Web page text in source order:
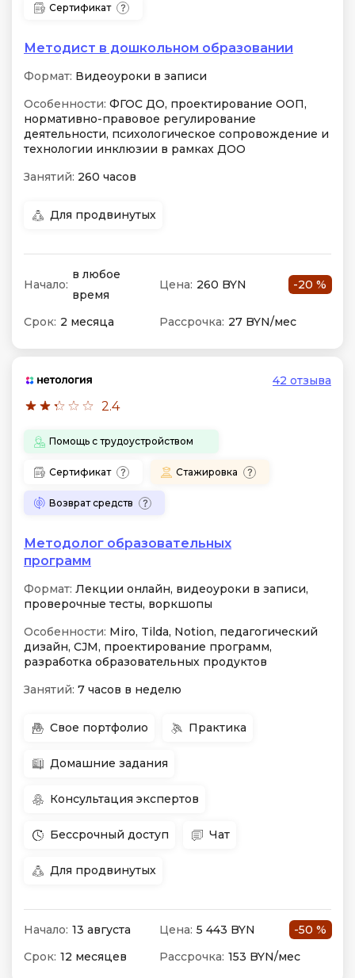
Сертификат
Методист в дошкольном образовании
Формат: Видеоуроки в записи
Особенности: ФГОС ДО, проектирование ООП,
нормативно-правовое регулирование
деятельности, психологическое сопровождение и
технологии инклюзии в рамках ДОО
Занятий: 260 часов
Для продвинутых
Начало:
в любое
время
Цена: 260 BYN -20 %
Срок: 2 месяца Рассрочка: 27 BYN/мес
2.4
42 отзыва
Помощь с трудоустройством
Сертификат Стажировка
Возврат средств
Методолог образовательных
программ
Формат: Лекции онлайн, видеоуроки в записи,
проверочные тесты, воркшопы
Особенности: Miro, Tilda, Notion, педагогический
дизайн, CJM, проектирование программ,
разработка образовательных продуктов
Занятий: 7 часов в неделю
Свое портфолио Практика
Домашние задания
Консультация экспертов
Бессрочный доступ Чат
Для продвинутых
Начало: 13 августа Цена: 5 443 BYN
-50 %
Срок: 12 месяцев Рассрочка: 153 BYN/мес